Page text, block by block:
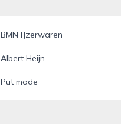
BMN IJzerwaren
Albert Heijn
Put mode